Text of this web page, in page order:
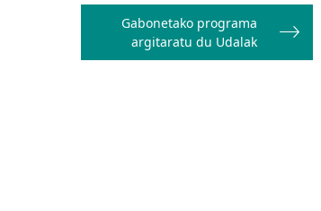
Gabonetako programa
argitaratu du Udalak